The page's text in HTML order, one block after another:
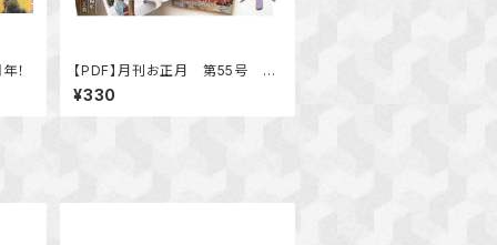
！
【PDF】月刊お正月 第55号 特
集 お正月の本「お正月の本 み
んなのお正月全集」
¥330